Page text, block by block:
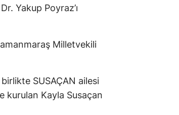
Yakup Poyraz’ı
Milletvekili
SUSAÇAN ailesi
kurulan Kayla Susaçan